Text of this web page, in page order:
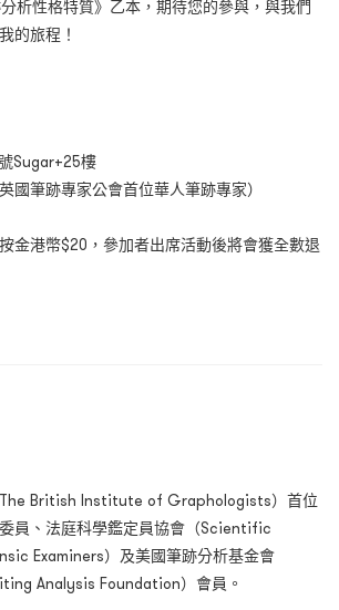
析性格特質》乙本，期待您的參與，與我們
的旅程！
Sugar+25樓
國筆跡專家公會首位華人筆跡專家）
金港幣$20，參加者出席活動後將會獲全數退
British Institute of Graphologists）首位
員、法庭科學鑑定員協會（Scientific
Examiners）及美國筆跡分析基金會
Analysis Foundation）會員。